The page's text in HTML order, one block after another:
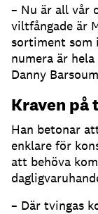
– Nu är all vår
viltfångade är
sortiment som
numera är
Danny
Kraven på
Han betonar
enklare för
att behöva
– Där tvingas